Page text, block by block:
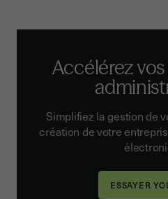
Accélérez
Simplifiez la gestion de
création de votre